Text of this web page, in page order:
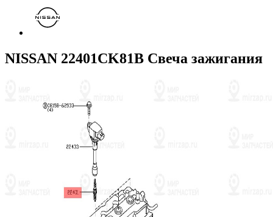
NISSAN 22401CK81B Свеча зажигания